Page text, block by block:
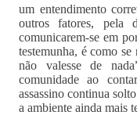
um entendimento
outros fatores, pela
comunicarem-se em
testemunha, é como
não valesse de
comunidade ao
assassino continua
a ambiente ainda mais